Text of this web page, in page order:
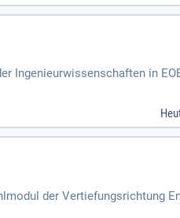
Ingenieurwissenschaften in
der Vertiefungsrichtung
Mechatronik